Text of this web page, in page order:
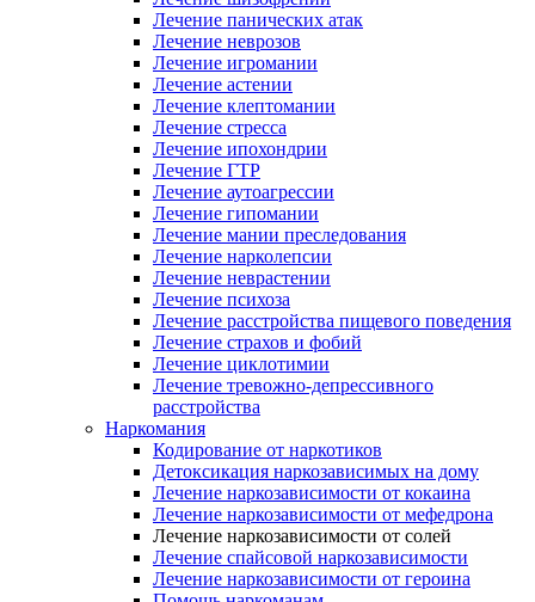
Лечение панических атак
Лечение неврозов
Лечение игромании
Лечение астении
Лечение клептомании
Лечение стресса
Лечение ипохондрии
Лечение ГТР
Лечение аутоагрессии
Лечение гипомании
Лечение мании преследования
Лечение нарколепсии
Лечение неврастении
Лечение психоза
Лечение расстройства пищевого поведения
Лечение страхов и фобий
Лечение циклотимии
Лечение тревожно-депрессивного
расстройства
Наркомания
Кодирование от наркотиков
Детоксикация наркозависимых на дому
Лечение наркозависимости от кокаина
Лечение наркозависимости от мефедрона
Лечение наркозависимости от солей
Лечение спайсовой наркозависимости
Лечение наркозависимости от героина